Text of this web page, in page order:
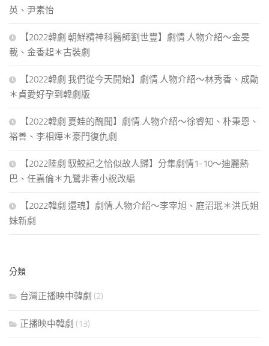
英、尹素怡
【2022韓劇 朝鮮精神科醫師劉世豐】劇情.人物介紹～金旻
載、金香起＊古裝劇
【2022韓劇 我們從今天開始】劇情.人物介紹～林秀香、成勛
＊貞愛好孕到韓劇版
【2022韓劇 夏娃的醜聞】劇情.人物介紹～徐睿知、朴秉恩、
裕善、李相燁＊豪門復仇劇
【2022陸劇 馭鮫記之恰似故人歸】分集劇情1-10～迪麗熱
巴、任嘉倫＊九鷺非香小說改編
【2022韓劇 還魂】劇情.人物介紹～李宰旭、庭沼珉＊洪氏姐
妹新劇
分類
台灣正播映中韓劇 (2)
正播映中韓劇 (13)